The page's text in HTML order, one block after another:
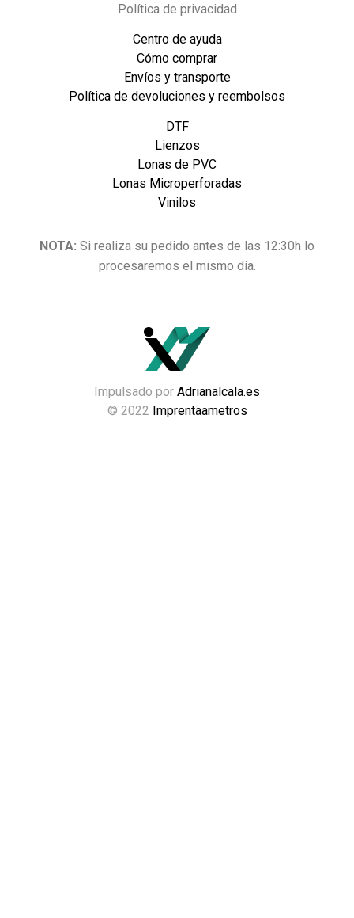
Política de privacidad
Centro de ayuda
Cómo comprar
Envíos y transporte
Política de devoluciones y reembolsos
DTF
Lienzos
Lonas de PVC
Lonas Microperforadas
Vinilos
NOTA: Si realiza su pedido antes de las 12:30h lo
procesaremos el mismo día.
© 2022 Imprentaametros
Impulsado por Adrianalcala.es